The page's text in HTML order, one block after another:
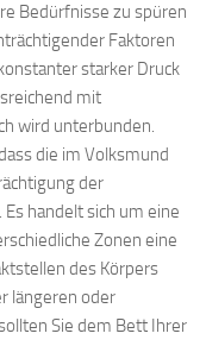
Bedürfnisse zu spüren
Faktoren
starker Druck
mit
wird unterbunden.
die im Volksmund
der
handelt sich um eine
Zonen eine
des Körpers
längeren oder
Sie dem Bett Ihrer